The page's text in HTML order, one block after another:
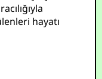
hayatı